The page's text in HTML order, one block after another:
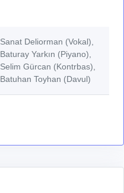
Sanat Deliorman (Vokal),
Baturay Yarkın (Piyano),
Selim Gürcan (Kontrbas),
Batuhan Toyhan (Davul)